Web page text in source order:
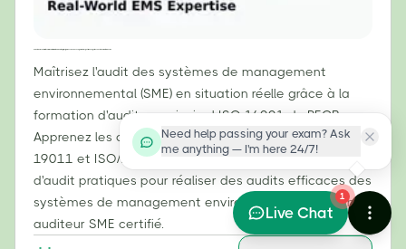
Maîtrisez l'audit des systèmes de management
environnemental (SME) en situation réelle grâce à la
formation d'auditeur principal ISO 14001 du PECB.
Apprenez les compétences liées aux normes ISO
19011 et ISO/IEC 17021-1, ainsi que les techniques
d'audit pratiques pour réaliser des audits efficaces des
systèmes de management environnemental. Devenez
auditeur SME certifié.
Need help passing your exam? Ask
me anything — I'm here 24/7!
1
Live Chat